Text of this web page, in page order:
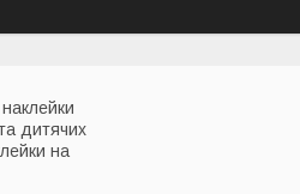
дитячих
на